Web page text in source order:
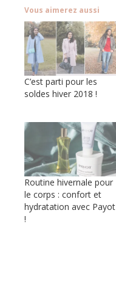
Vous aimerez aussi
C’est parti pour les
soldes hiver 2018 !
Routine hivernale pour
le corps : confort et
hydratation avec Payot
!